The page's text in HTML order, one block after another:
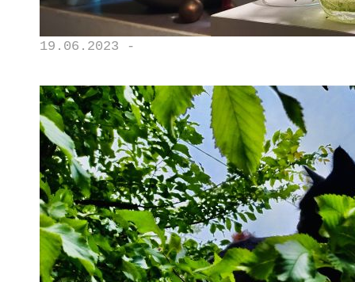
19.06.2023 -